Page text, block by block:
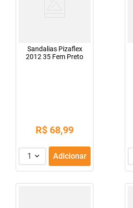
Sandalias Pizaflex
2012 35 Fem Preto
R$ 68,99
1 Adicionar